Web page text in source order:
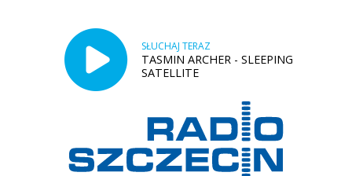
SŁUCHAJ TERAZ
TASMIN ARCHER - SLEEPING
SATELLITE